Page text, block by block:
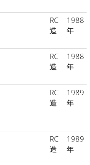
RC
造
1988
年
RC
造
1988
年
RC
造
1989
年
RC
造
1989
年